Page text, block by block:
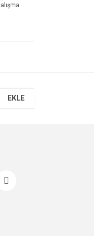
EKLE